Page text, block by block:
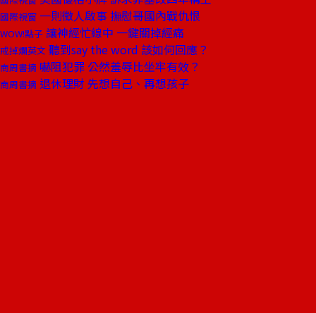
國際視窗 一則徵人啟事 撫慰哥國內戰仇恨
WOW!點子 讓神經忙線中 一鍵關掉經痛
戒掉爛英文 聽到say the word 該如何回應？
商周書摘 嚇阻犯罪 公然羞辱比坐牢有效？
商周書摘 退休理財 先想自己、再想孩子